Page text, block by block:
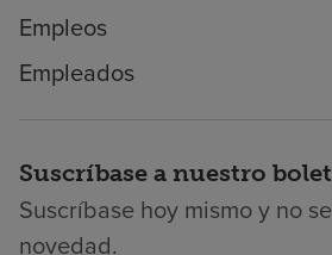
Empleos
Empleados
Suscríbase a nuestro
Suscríbase hoy mismo y no
novedad.